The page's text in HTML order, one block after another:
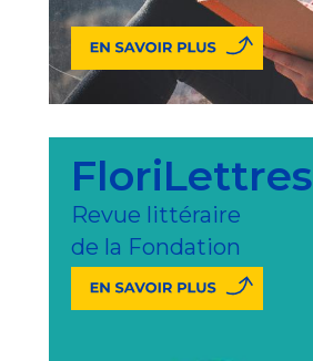
FloriLettres
Revue littéraire
de la Fondation